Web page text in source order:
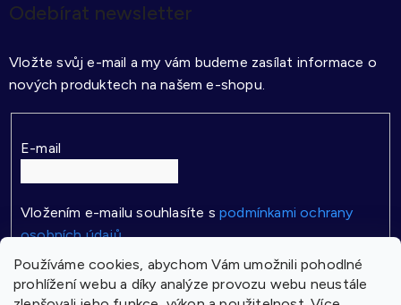
Používáme cookies, abychom Vám umožnili pohodlné
prohlížení webu a díky analýze provozu webu neustále
Odebírat newsletter
Vložte svůj e-mail a my vám budeme zasílat informace o
nových produktech na našem e-shopu.
E-mail
Vložením e-mailu souhlasíte s podmínkami ochrany
osobních údajů
PŘIHLÁSIT SE